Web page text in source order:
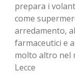
prepara i
come
arredamento,
farmaceutici e
molto altro nel
Lecce